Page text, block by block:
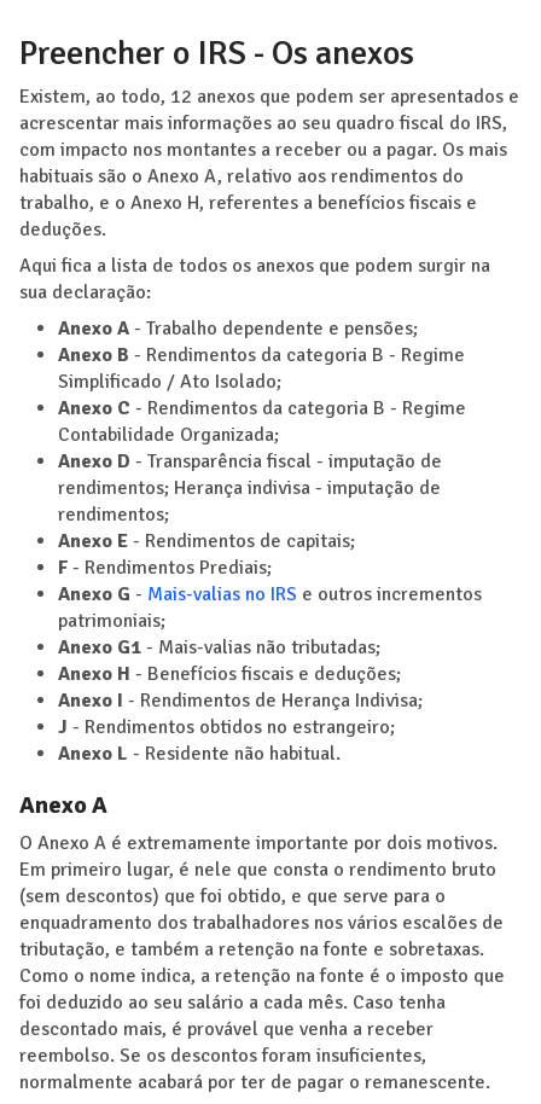
Preencher o IRS - Os anexos
Existem, ao todo, 12 anexos que podem ser apresentados e
acrescentar mais informações ao seu quadro fiscal do IRS,
com impacto nos montantes a receber ou a pagar. Os mais
habituais são o Anexo A, relativo aos rendimentos do
trabalho, e o Anexo H, referentes a benefícios fiscais e
deduções.
Aqui fica a lista de todos os anexos que podem surgir na
sua declaração:
Anexo A - Trabalho dependente e pensões;
Anexo B - Rendimentos da categoria B - Regime
Simplificado / Ato Isolado;
Anexo C - Rendimentos da categoria B - Regime
Contabilidade Organizada;
Anexo D - Transparência fiscal - imputação de
rendimentos; Herança indivisa - imputação de
rendimentos;
Anexo E - Rendimentos de capitais;
F - Rendimentos Prediais;
Anexo G - Mais-valias no IRS e outros incrementos
patrimoniais;
Anexo G1 - Mais-valias não tributadas;
Anexo H - Benefícios fiscais e deduções;
Anexo I - Rendimentos de Herança Indivisa;
J - Rendimentos obtidos no estrangeiro;
Anexo L - Residente não habitual.
Anexo A
O Anexo A é extremamente importante por dois motivos.
Em primeiro lugar, é nele que consta o rendimento bruto
(sem descontos) que foi obtido, e que serve para o
enquadramento dos trabalhadores nos vários escalões de
tributação, e também a retenção na fonte e sobretaxas.
Como o nome indica, a retenção na fonte é o imposto que
foi deduzido ao seu salário a cada mês. Caso tenha
descontado mais, é provável que venha a receber
reembolso. Se os descontos foram insuficientes,
normalmente acabará por ter de pagar o remanescente.